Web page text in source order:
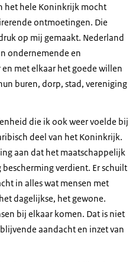
het hele Koninkrijk mocht
ontmoetingen. Die
op mij gemaakt. Nederland
ondernemende en
met elkaar het goede willen
buren, dorp, stad, vereniging
die ik ook weer voelde bij
deel van het Koninkrijk.
aan dat het maatschappelijk
verdient. Er schuilt
in alles wat mensen met
dagelijkse, het gewone.
bij elkaar komen. Dat is niet
aandacht en inzet van